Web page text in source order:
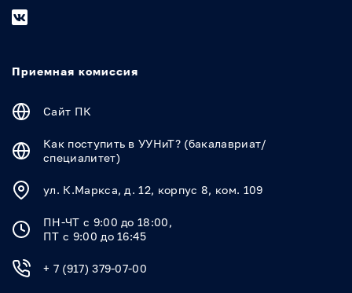
Приемная комиссия
Сайт ПК
Как поступить в УУНиТ? (бакалавриат/
специалитет)
ул. К.Маркса, д. 12, корпус 8, ком. 109
ПН-ЧТ с 9:00 до 18:00,
ПТ с 9:00 до 16:45
+ 7 (917) 379-07-00